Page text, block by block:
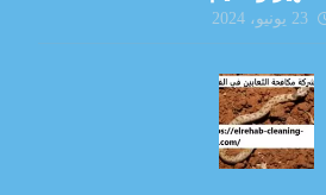
23 يونيو، 2024